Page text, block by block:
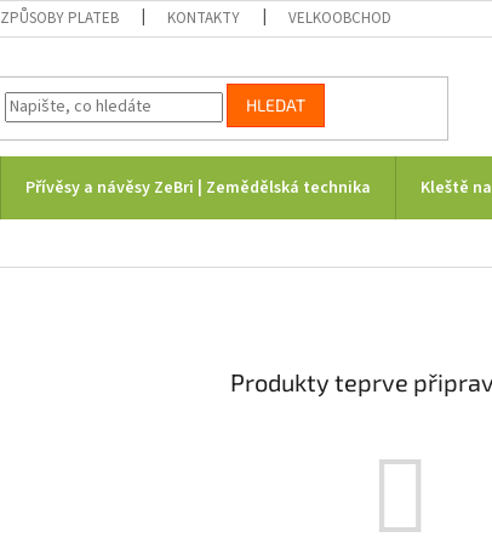
ZPŮSOBY PLATEB KONTAKTY VELKOOBCHOD
HLEDAT
Přívěsy a návěsy ZeBri | Zemědělská technika Kleště
Produkty teprve